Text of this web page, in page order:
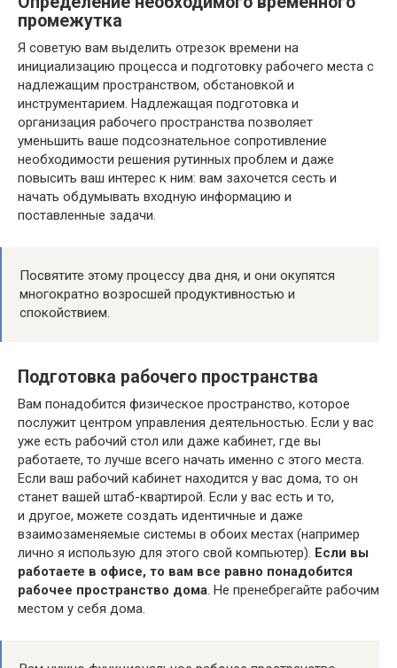
промежутка
Я советую вам выделить отрезок времени на
инициализацию процесса и подготовку рабочего места с
надлежащим пространством, обстановкой и
инструментарием. Надлежащая подготовка и
организация рабочего пространства позволяет
уменьшить ваше подсознательное сопротивление
необходимости решения рутинных проблем и даже
повысить ваш интерес к ним: вам захочется сесть и
начать обдумывать входную информацию и
поставленные задачи.
Посвятите этому процессу два дня, и они окупятся
многократно возросшей продуктивностью и
спокойствием.
Подготовка рабочего пространства
Вам понадобится физическое пространство, которое
послужит центром управления деятельностью. Если у вас
уже есть рабочий стол или даже кабинет, где вы
работаете, то лучше всего начать именно с этого места.
Если ваш рабочий кабинет находится у вас дома, то он
станет вашей штаб-квартирой. Если у вас есть и то,
и другое, можете создать идентичные и даже
взаимозаменяемые системы в обоих местах (например
лично я использую для этого свой компьютер). Если вы
работаете в офисе, то вам все равно понадобится
рабочее пространство дома . Не пренебрегайте рабочим
местом у себя дома.